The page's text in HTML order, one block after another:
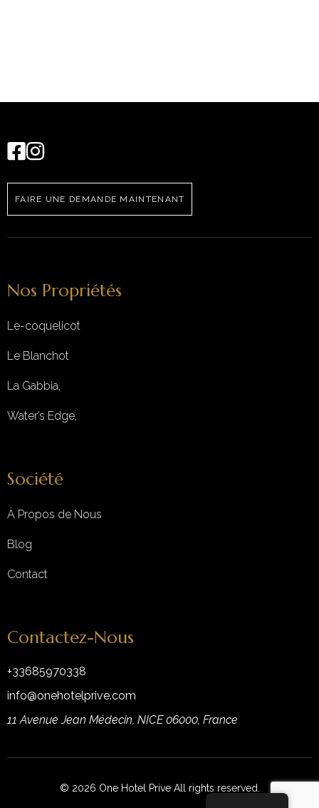
FAIRE UNE DEMANDE MAINTENANT
Nos Propriétés
Le-coquelicot
Le Blanchot
La Gabbia,
Water’s Edge,
Société
À Propos de Nous
Blog
Contact
Contactez-Nous
+33685970338
info@onehotelprive.com
11 Avenue Jean Médecin, NICE 06000, France
© 2026 One Hotel Prive All rights reserved.